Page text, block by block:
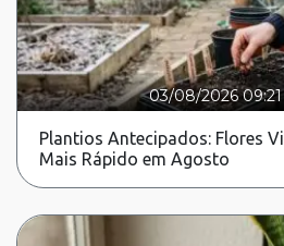
03/08/2026 09:21
Plantios Antecipados: Flores
Mais Rápido em Agosto